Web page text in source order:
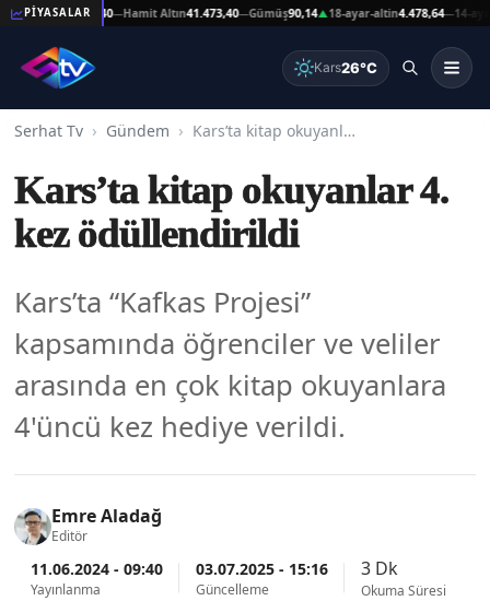
PİYASALAR
41.473,40—Hamit Altın41.473,40—Gümüş90,14▲18-ayar-altin4.478,64—14-ayar-altin
Kars26°C
Serhat Tv Gündem Kars’ta kitap okuyanlar 4. kez ödüllendirildi
Kars’ta kitap okuyanlar 4.
kez ödüllendirildi
Kars’ta “Kafkas Projesi”
kapsamında öğrenciler ve veliler
arasında en çok kitap okuyanlara
4'üncü kez hediye verildi.
Emre Aladağ
Editör
11.06.2024 - 09:40
Yayınlanma
03.07.2025 - 15:16
Güncelleme
3 Dk
Okuma Süresi